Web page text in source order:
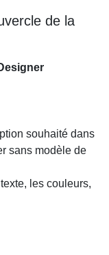
de la
souhaité dans
sans modèle de
les couleurs,